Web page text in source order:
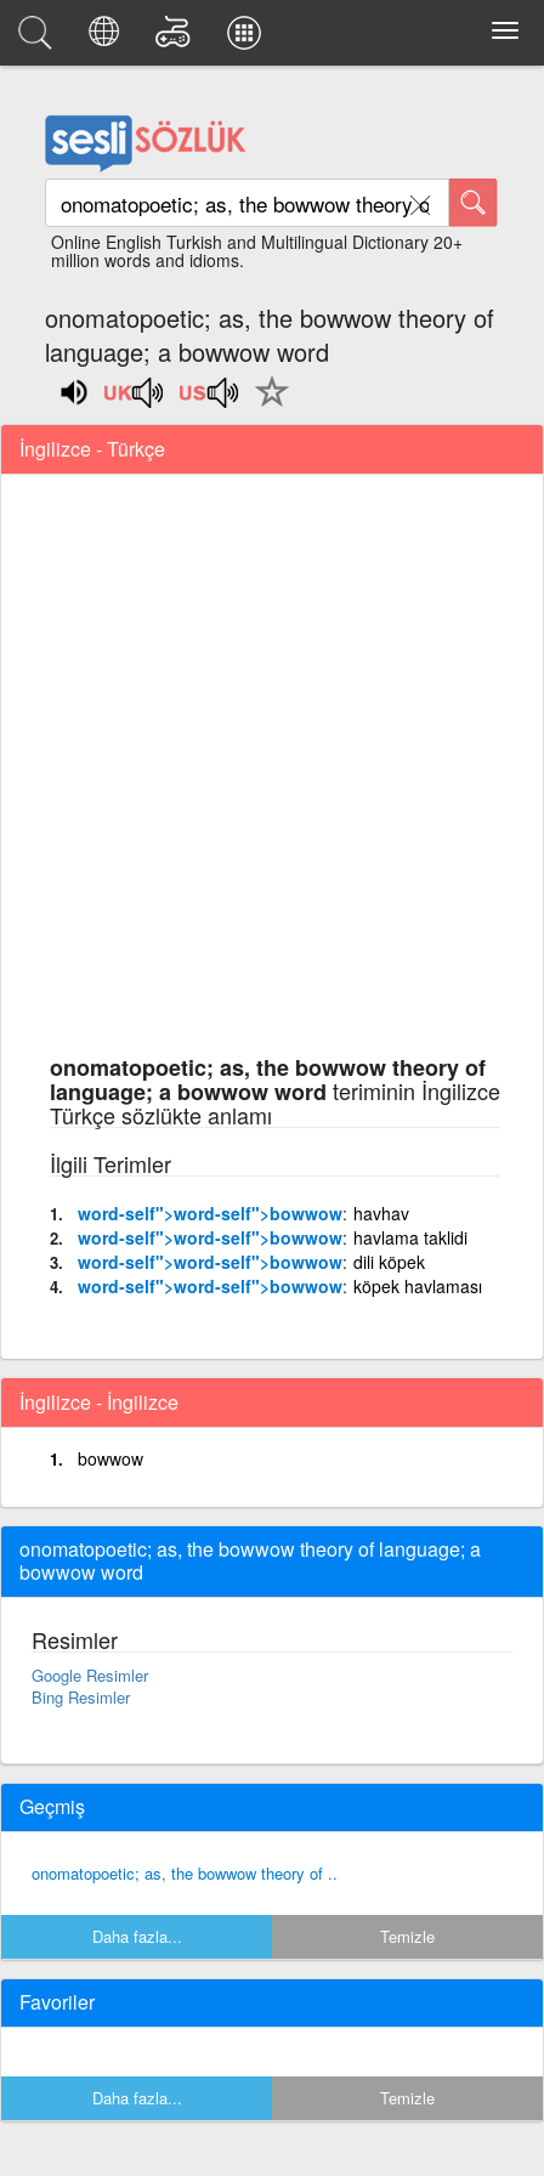
Online English Turkish and Multilingual Dictionary 20+
million words and idioms.
onomatopoetic; as, the bowwow theory of
language; a bowwow word
İngilizce - Türkçe
onomatopoetic; as, the bowwow theory of
language; a bowwow word teriminin İngilizce
Türkçe sözlükte anlamı
İlgili Terimler
word-self">word-self">bowwow havhav
word-self">word-self">bowwow havlama taklidi
word-self">word-self">bowwow dili köpek
word-self">word-self">bowwow köpek havlaması
İngilizce - İngilizce
bowwow
onomatopoetic; as, the bowwow theory of language; a
bowwow word
Resimler
Google Resimler
Bing Resimler
Geçmiş
onomatopoetic; as, the bowwow theory of ..
Daha fazla... Temizle
Favoriler
Daha fazla... Temizle